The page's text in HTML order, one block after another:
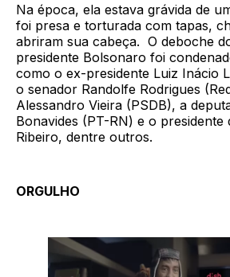
Na época, ela estava grávida de
foi presa e torturada com tapas,
abriram sua cabeça. O deboche
presidente Bolsonaro foi
como o ex-presidente Luiz Inácio
o senador Randolfe Rodrigues
Alessandro Vieira (PSDB), a
Bonavides (PT-RN) e o
Ribeiro, dentre outros.
ORGULHO